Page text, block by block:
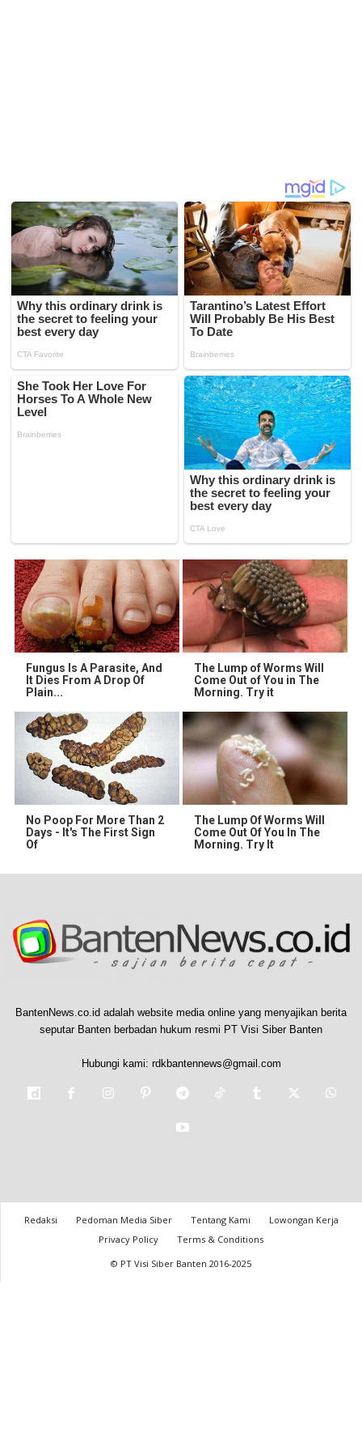
Fungus Is A Parasite, And
It Dies From A Drop Of
Plain...
The Lump of Worms Will
Come Out of You in The
Morning. Try it
No Poop For More Than 2
Days - It's The First Sign
Of
The Lump Of Worms Will
Come Out Of You In The
Morning. Try It
BantenNews.co.id adalah website media online yang menyajikan berita
seputar Banten berbadan hukum resmi PT Visi Siber Banten
Hubungi kami: rdkbantennews@gmail.com
Redaksi Pedoman Media Siber Tentang Kami
Lowongan Kerja
Privacy Policy
Terms & Conditions
© PT Visi Siber Banten 2016-2025